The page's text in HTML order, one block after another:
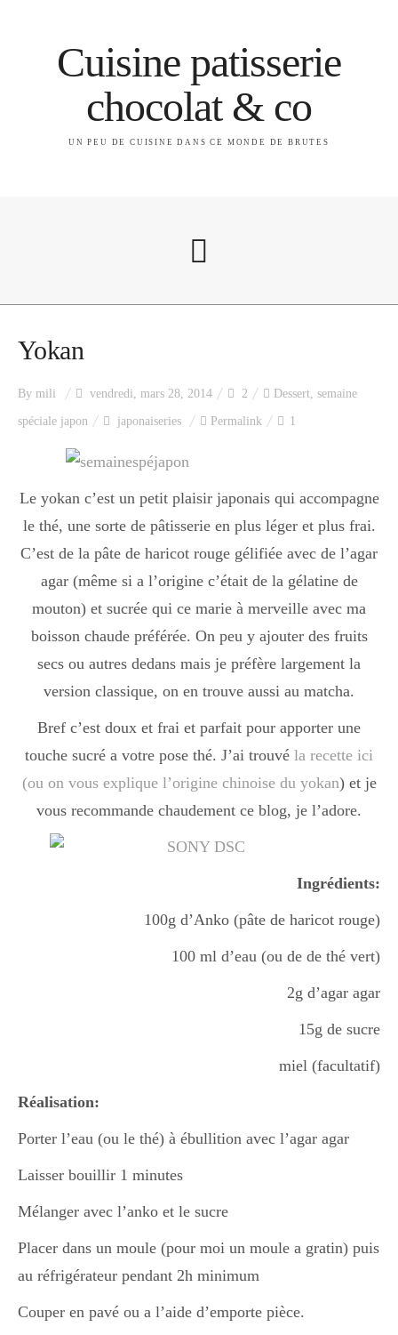
Cuisine patisserie
chocolat & co
UN PEU DE CUISINE DANS CE MONDE DE BRUTES
Index des recettes
Catégories
Apéro
Entrée
plats
Dessert
Boisson chaudes
Mes amis en cuisine
Recettes Végétariennes
Tuto
Divers
Semaines Spéciales
Yokan
By mili vendredi, mars 28, 2014 2 Dessert, semaine
spéciale japon japonaiseries Permalink 1
Le yokan c’est un petit plaisir japonais qui accompagne
le thé, une sorte de pâtisserie en plus léger et plus frai.
C’est de la pâte de haricot rouge gélifiée avec de l’agar
agar (même si a l’origine c’était de la gélatine de
mouton) et sucrée qui ce marie à merveille avec ma
boisson chaude préférée. On peu y ajouter des fruits
secs ou autres dedans mais je préfère largement la
version classique, on en trouve aussi au matcha.
Bref c’est doux et frai et parfait pour apporter une
touche sucré a votre pose thé. J’ai trouvé la recette ici
(ou on vous explique l’origine chinoise du yokan) et je
vous recommande chaudement ce blog, je l’adore.
Ingrédients:
100g d’Anko (pâte de haricot rouge)
100 ml d’eau (ou de de thé vert)
2g d’agar agar
15g de sucre
miel (facultatif)
Réalisation:
Porter l’eau (ou le thé) à ébullition avec l’agar agar
Laisser bouillir 1 minutes
Mélanger avec l’anko et le sucre
Placer dans un moule (pour moi un moule a gratin) puis
au réfrigérateur pendant 2h minimum
Couper en pavé ou a l’aide d’emporte pièce.